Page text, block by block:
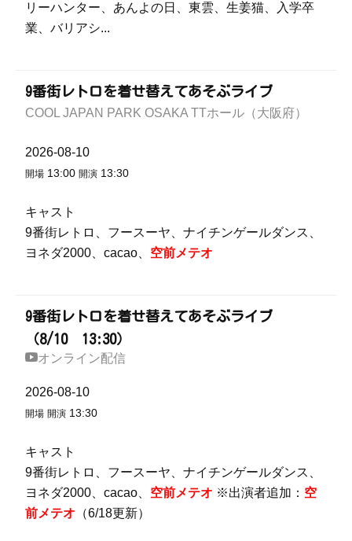
リーハンター、あんよの日、東雲、生姜猫、入学卒
業、バリアシ...
9番街レトロを着せ替えてあそぶライブ
COOL JAPAN PARK OSAKA TTホール（大阪府）
2026-08-10
開場 13:00 開演 13:30
キャスト
9番街レトロ、フースーヤ、ナイチンゲールダンス、
ヨネダ2000、cacao、 空前メテオ
9番街レトロを着せ替えてあそぶライブ
（8/10 13:30）
オンライン配信
2026-08-10
開場 開演 13:30
キャスト
9番街レトロ、フースーヤ、ナイチンゲールダンス、
ヨネダ2000、cacao、 空前メテオ ※出演者追加： 空
前メテオ （6/18更新）